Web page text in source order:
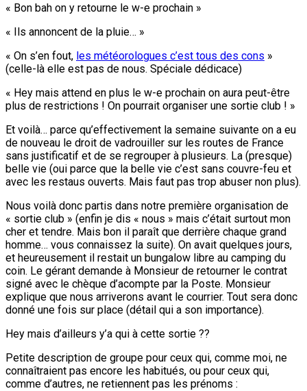
« Bon bah on y retourne le w-e prochain »
« Ils annoncent de la pluie… »
« On s’en fout, les météorologues c’est tous des cons »
(celle-là elle est pas de nous. Spéciale dédicace)
« Hey mais attend en plus le w-e prochain on aura peut-être
plus de restrictions ! On pourrait organiser une sortie club ! »
Et voilà… parce qu’effectivement la semaine suivante on a eu
de nouveau le droit de vadrouiller sur les routes de France
sans justificatif et de se regrouper à plusieurs. La (presque)
belle vie (oui parce que la belle vie c’est sans couvre-feu et
avec les restaus ouverts. Mais faut pas trop abuser non plus).
Nous voilà donc partis dans notre première organisation de
« sortie club » (enfin je dis « nous » mais c’était surtout mon
cher et tendre. Mais bon il paraît que derrière chaque grand
homme… vous connaissez la suite). On avait quelques jours,
et heureusement il restait un bungalow libre au camping du
coin. Le gérant demande à Monsieur de retourner le contrat
signé avec le chèque d’acompte par la Poste. Monsieur
explique que nous arriverons avant le courrier. Tout sera donc
donné une fois sur place (détail qui a son importance).
Hey mais d’ailleurs y’a qui à cette sortie ??
Petite description de groupe pour ceux qui, comme moi, ne
connaîtraient pas encore les habitués, ou pour ceux qui,
comme d’autres, ne retiennent pas les prénoms :